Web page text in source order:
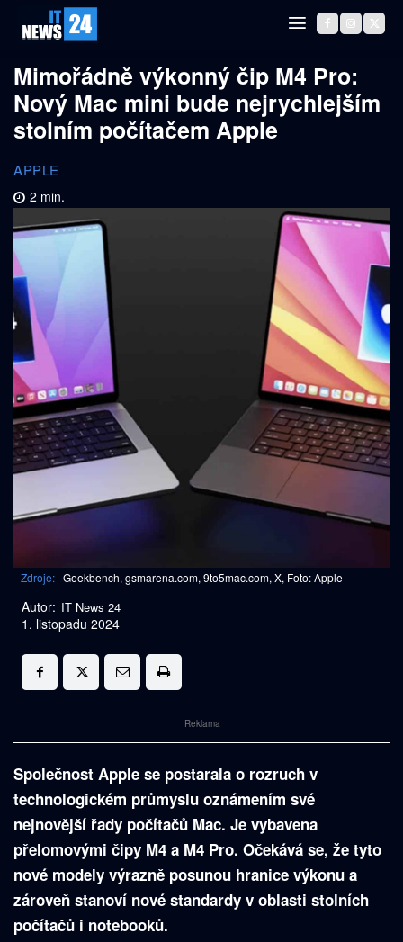
Mimořádně výkonný čip M4 Pro:
Nový Mac mini bude nejrychlejším
stolním počítačem Apple
APPLE
2 min.
Zdroje: Geekbench, gsmarena.com, 9to5mac.com, X, Foto: Apple
Autor: IT News 24
1. listopadu 2024
Reklama
Společnost Apple se postarala o rozruch v
technologickém průmyslu oznámením své
nejnovější řady počítačů Mac. Je vybavena
přelomovými čipy M4 a M4 Pro. Očekává se, že tyto
nové modely výrazně posunou hranice výkonu a
zároveň stanoví nové standardy v oblasti stolních
počítačů i notebooků.